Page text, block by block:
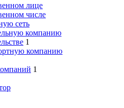
лице
числе
сеть
компанию
1
компанию
1